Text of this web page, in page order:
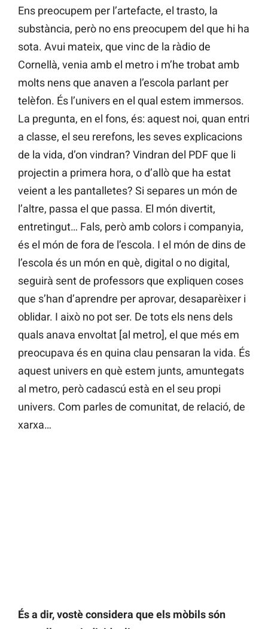
Ens preocupem per l’artefacte, el trasto, la
substància, però no ens preocupem del que hi ha
sota. Avui mateix, que vinc de la ràdio de
Cornellà, venia amb el metro i m’he trobat amb
molts nens que anaven a l’escola parlant per
telèfon. És l’univers en el qual estem immersos.
La pregunta, en el fons, és: aquest noi, quan entri
a classe, el seu rerefons, les seves explicacions
de la vida, d’on vindran? Vindran del PDF que li
projectin a primera hora, o d’allò que ha estat
veient a les pantalletes? Si separes un món de
l’altre, passa el que passa. El món divertit,
entretingut… Fals, però amb colors i companyia,
és el món de fora de l’escola. I el món de dins de
l’escola és un món en què, digital o no digital,
seguirà sent de professors que expliquen coses
que s’han d’aprendre per aprovar, desaparèixer i
oblidar. I això no pot ser. De tots els nens dels
quals anava envoltat [al metro], el que més em
preocupava és en quina clau pensaran la vida. És
aquest univers en què estem junts, amuntegats
al metro, però cadascú està en el seu propi
univers. Com parles de comunitat, de relació, de
xarxa…
És a dir, vostè considera que els mòbils són